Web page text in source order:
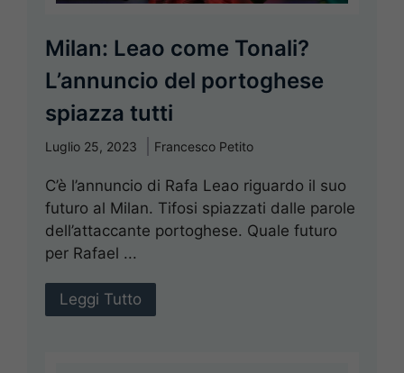
Milan: Leao come Tonali?
L’annuncio del portoghese
spiazza tutti
Luglio 25, 2023 Francesco Petito
C’è l’annuncio di Rafa Leao riguardo il suo
futuro al Milan. Tifosi spiazzati dalle parole
dell’attaccante portoghese. Quale futuro
per Rafael ...
Leggi Tutto